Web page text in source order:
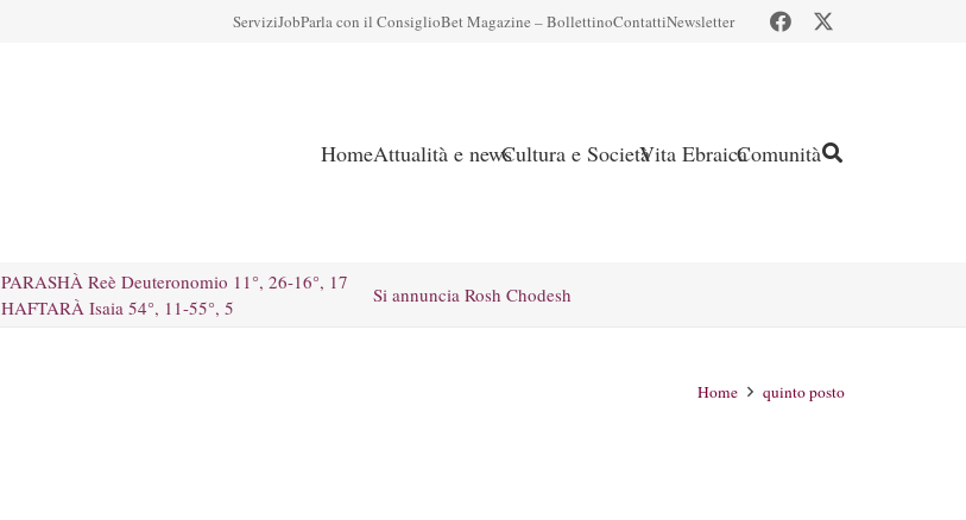
ServiziJobParla con il ConsiglioBet Magazine – BollettinoContattiNewsletter
HomeAttualità e newsCultura e SocietàVita EbraicaComunità
PARASHÀ Reè Deuteronomio 11°, 26-16°, 17
HAFTARÀ Isaia 54°, 11-55°, 5
Si annuncia Rosh Chodesh
Home quinto posto